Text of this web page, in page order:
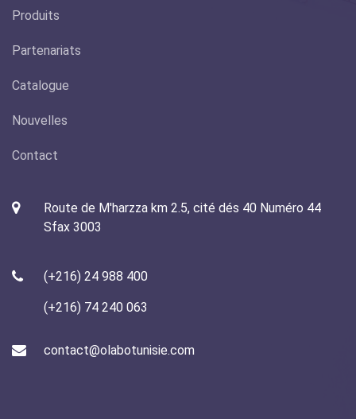
Produits
Partenariats
Catalogue
Nouvelles
Contact
Route de M'harzza km 2.5, cité dés 40 Numéro 44
Sfax 3003
(+216) 24 988 400
(+216) 74 240 063
contact@olabotunisie.com